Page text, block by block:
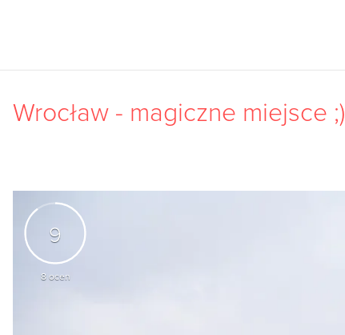
Wrocław - magiczne miejsce ;)
9
8ocen